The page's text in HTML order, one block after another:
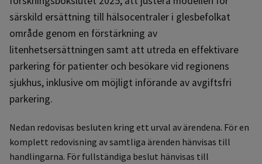
särskild ersättning till hälsocentraler i glesbefolkat
område genom en förstärkning av
litenhetsersättningen samt att utreda en effektivare
parkering för patienter och besökare vid regionens
sjukhus, inklusive om möjligt införande av avgiftsfri
parkering.
Nedan redovisas besluten kring ett urval av ärendena. För en
komplett redovisning av samtliga ärenden hänvisas till
handlingarna. För fullständiga beslut hänvisas till